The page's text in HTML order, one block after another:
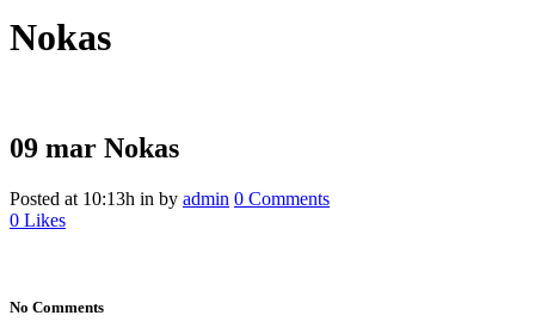
Nokas
09 mar Nokas
Posted at 10:13h in by admin 0 Comments
0 Likes
No Comments